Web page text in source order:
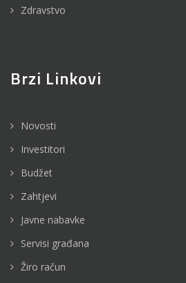
Zdravstvo
Brzi Linkovi
Novosti
Investitori
Budžet
Zahtjevi
Javne nabavke
Servisi građana
Žiro račun